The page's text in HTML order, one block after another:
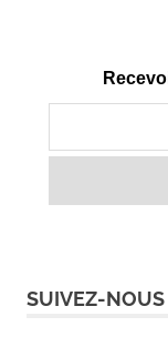
SUIVEZ-NOUS